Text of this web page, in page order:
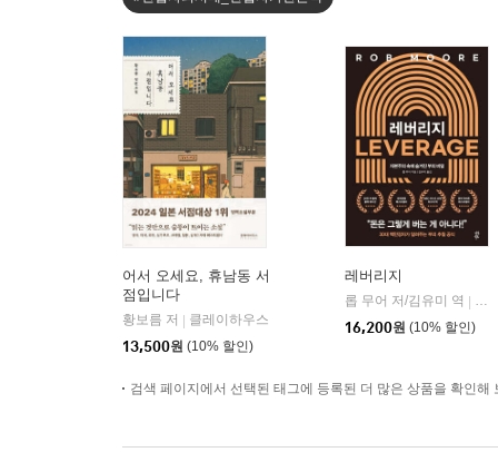
어서 오세요, 휴남동 서
점입니다
황보름 저
클레이하우스
13,500원 (10% 할인)
레버리지
롭 무어 저/김유미 역
다
16,200원 (10% 할인)
검색 페이지에서 선택된 태그에 등록된 더 많은 상품을 확인해